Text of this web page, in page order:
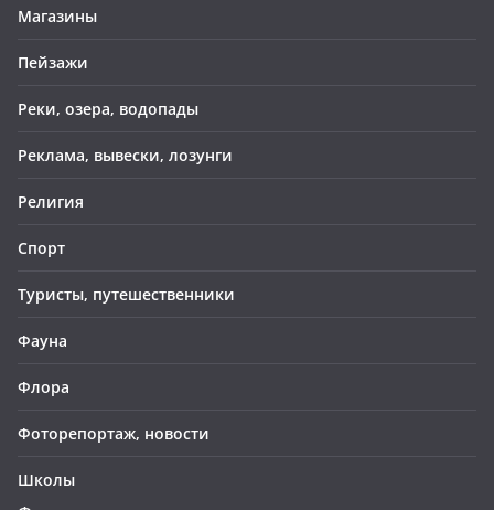
Магазины
Пейзажи
Реки, озера, водопады
Реклама, вывески, лозунги
Религия
Спорт
Туристы, путешественники
Фауна
Флора
Фоторепортаж, новости
Школы